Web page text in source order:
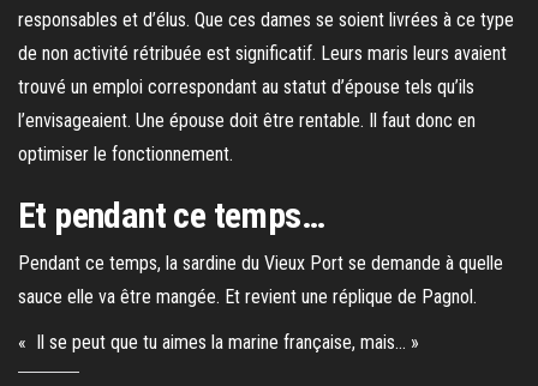
responsables et d’élus. Que ces dames se soient livrées à ce type
de non activité rétribuée est significatif. Leurs maris leurs avaient
trouvé un emploi correspondant au statut d’épouse tels qu’ils
l’envisageaient. Une épouse doit être rentable. Il faut donc en
optimiser le fonctionnement.
Et pendant ce temps…
Pendant ce temps, la sardine du Vieux Port se demande à quelle
sauce elle va être mangée. Et revient une réplique de Pagnol.
« Il se peut que tu aimes la marine française, mais… »